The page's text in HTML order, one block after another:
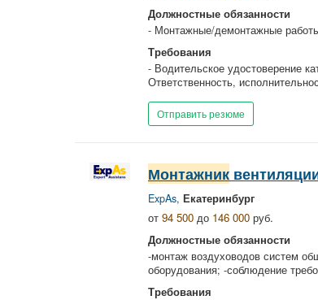
Должностные обязанности
- Монтажные/демонтажные
Требования
- Водительское удостоверение
Ответственность,
Отправить резюме
Монтажник
ExpAs, Екатеринбург
от 94 500 до 146 000 руб.
Должностные обязанности
-монтаж воздуховодов систем
оборудования; -соблюдение
Требования